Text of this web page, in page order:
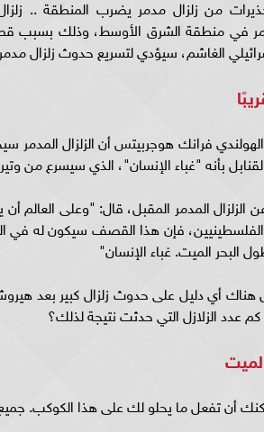
من زلزال مدمر يضرب المنطقة .. زلزال
في منطقة الشرق الأوسط، وذلك بسبب
الغاشم، سيؤدي لتسريع حدوث زلزال مدمر
الهولندي فرانك هوجربيتس أن الزلزال
بأنه "غباء الإنسان"، الذي سيسرع من
المدمر المقبل، قال: "وعلى العالم
فإن هذا القصف سيكون له في
البحر الميت. غباء الإنسان"
هناك أي دليل على حدوث زلزال كبير بعد
كم عدد الزلازل التي حدثت نتيجة لذلك؟
أن تفعل ما يحلو لك على هذا الكوكب.